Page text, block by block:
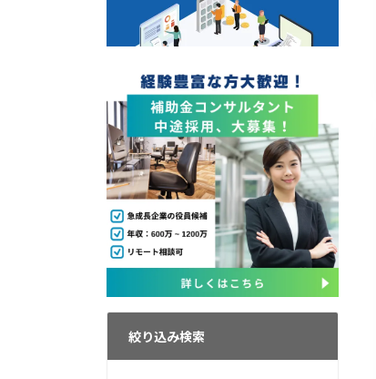
絞り込み検索